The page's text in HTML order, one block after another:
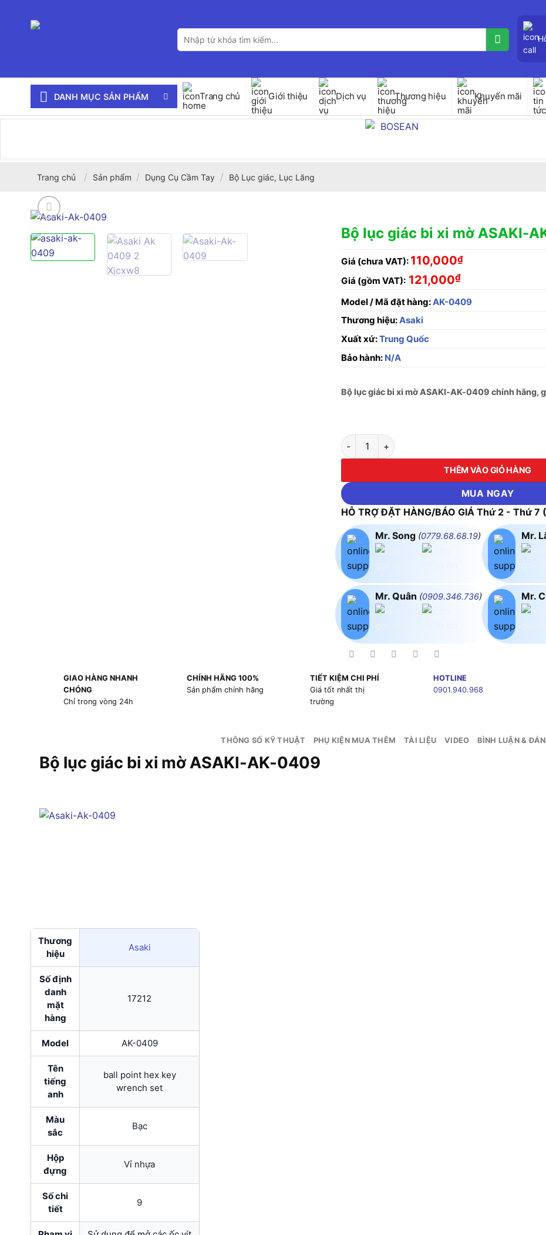
Tìm
kiếm:
DANH MỤC SẢN PHẨM Trang chủ Giới thiệu Dịch vụ Thương hiệu Khuyến mãi
Trang chủ / Sản phẩm / Dụng Cụ Cầm Tay / Bộ Lục giác, Lục Lăng
Bộ lục giác bi xi mờ ASAKI-
Giá (chưa VAT): 110,000₫
Giá (gồm VAT): 121,000₫
Model / Mã đặt hàng:AK-0409
Thương hiệu:Asaki
Xuất xứ:Trung Quốc
Bảo hành: N/A
Bộ lục giác bi xi mờ ASAKI-AK-0409 chính hãng,
Bộ lục giác bi xi mờ ASAKI-AK-0409 số lượng
THÊM VÀO GIỎ HÀNG
MUA NGAY
HỖ TRỢ ĐẶT HÀNG/BÁO GIÁ Thứ 2 - Thứ
Mr. Song (0779.68.68.19)
Mr. Quân (0909.346.736)
Mr.
Mr.
GIAO HÀNG NHANH
CHÓNG
Chỉ trong vòng 24h
CHÍNH HÃNG 100%
Sản phẩm chính hãng
TIẾT KIỆM CHI PHÍ
Giá tốt nhất thị
trường
HOTLINE
0901.940.968
THÔNG SỐ KỸ THUẬT PHỤ KIỆN MUA THÊM TÀI LIỆU VIDEO BÌNH LUẬN &
Bộ lục giác bi xi mờ ASAKI-AK-0409
Thương
hiệu
Asaki
Số định
danh
mặt
hàng
17212
Model AK-0409
Tên
tiếng
anh
ball point hex key
wrench set
Màu
sắc
Bạc
Hộp
đựng
Vỉ nhựa
Số chi
tiết
9